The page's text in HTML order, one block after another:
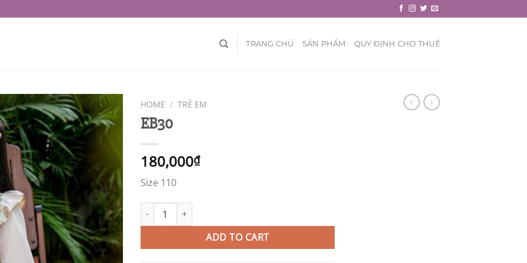
TRANG CHỦ SẢN PHẨM QUY ĐỊNH CHO THUÊ
HOME / TRẺ EM
EB30
180,000₫
Size 110
EB30 quantity
ADD TO CART